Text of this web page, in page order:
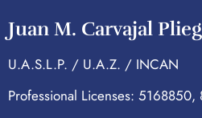
Juan M. Carvajal
U.A.S.L.P. / U.A.Z. / INCAN
Professional Licenses: